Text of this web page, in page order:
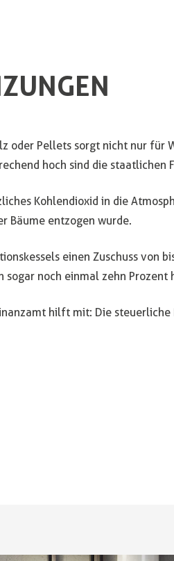
oder Pellets sorgt nicht nur für
hoch sind die staatlichen
Kohlendioxid in die
Bäume entzogen wurde.
einen Zuschuss von
noch einmal zehn Prozent
hilft mit: Die steuerliche